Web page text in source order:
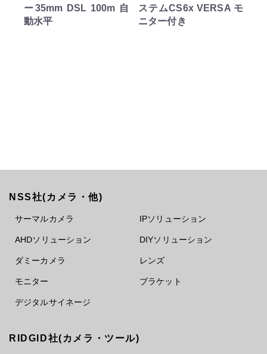
ー35mm DSL 100m 自
動水平
ステムCS6x VERSA モ
ニター付き
NSS社(カメラ・他)
サーマルカメラ IPソリューション
AHDソリューション DIYソリューション
ダミーカメラ レンズ
モニター ブラケット
デジタルサイネージ
RIDGID社(カメラ・ツール)